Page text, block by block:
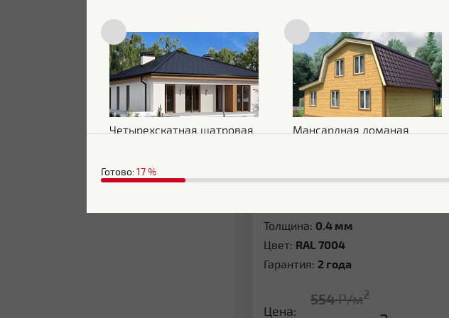
Сравнить В наличии
Полиэстер RAL 7004 сигнальный
серый 139363
Толщина: 0.4 мм
Цвет: RAL 7004
Гарантия: 2 года
Цена:
554Р/м2
Четырехскатная шатровая Мансардная ломаная
Готово:17%